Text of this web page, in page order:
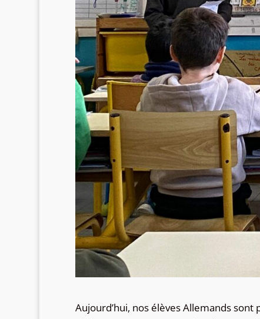
Aujourd’hui, nos élèves Allemands sont